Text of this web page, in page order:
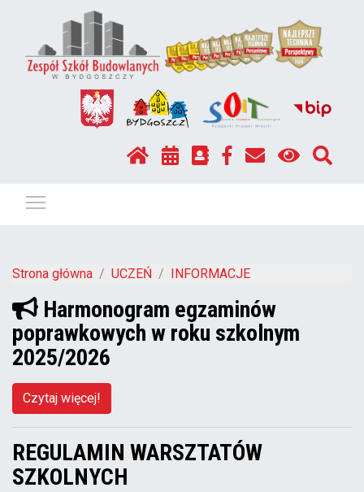
Strona główna UCZEŃ INFORMACJE
Harmonogram egzaminów
poprawkowych w roku szkolnym
2025/2026
Czytaj więcej!
REGULAMIN WARSZTATÓW
SZKOLNYCH